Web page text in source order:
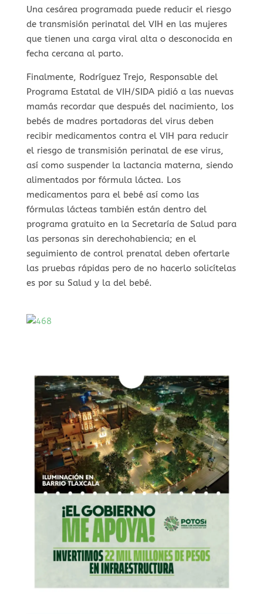
Una cesárea programada puede reducir el riesgo
de transmisión perinatal del VIH en las mujeres
que tienen una carga viral alta o desconocida en
fecha cercana al parto.
Finalmente, Rodríguez Trejo, Responsable del
Programa Estatal de VIH/SIDA pidió a las nuevas
mamás recordar que después del nacimiento, los
bebés de madres portadoras del virus deben
recibir medicamentos contra el VIH para reducir
el riesgo de transmisión perinatal de ese virus,
así como suspender la lactancia materna, siendo
alimentados por fórmula láctea. Los
medicamentos para el bebé así como las
fórmulas lácteas también están dentro del
programa gratuito en la Secretaría de Salud para
las personas sin derechohabiencia; en el
seguimiento de control prenatal deben ofertarle
las pruebas rápidas pero de no hacerlo solicítelas
es por su Salud y la del bebé.